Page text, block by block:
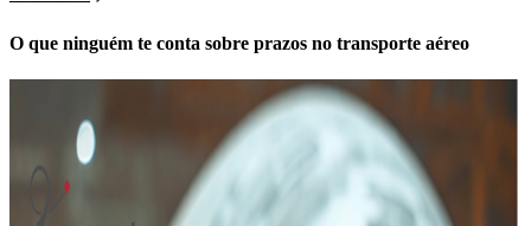
O que ninguém te conta sobre prazos no transporte aéreo